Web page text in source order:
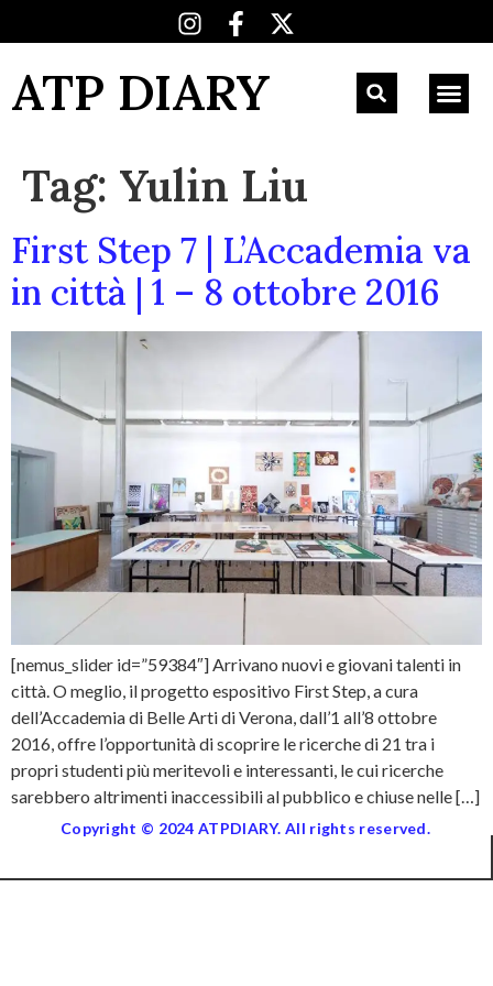
ATP DIARY
Tag: Yulin Liu
First Step 7 | L’Accademia va
in città | 1 – 8 ottobre 2016
[nemus_slider id=”59384″] Arrivano nuovi e giovani talenti in
città. O meglio, il progetto espositivo First Step, a cura
dell’Accademia di Belle Arti di Verona, dall’1 all’8 ottobre
2016, offre l’opportunità di scoprire le ricerche di 21 tra i
propri studenti più meritevoli e interessanti, le cui ricerche
sarebbero altrimenti inaccessibili al pubblico e chiuse nelle […]
Copyright © 2024 ATPDIARY. All rights reserved.